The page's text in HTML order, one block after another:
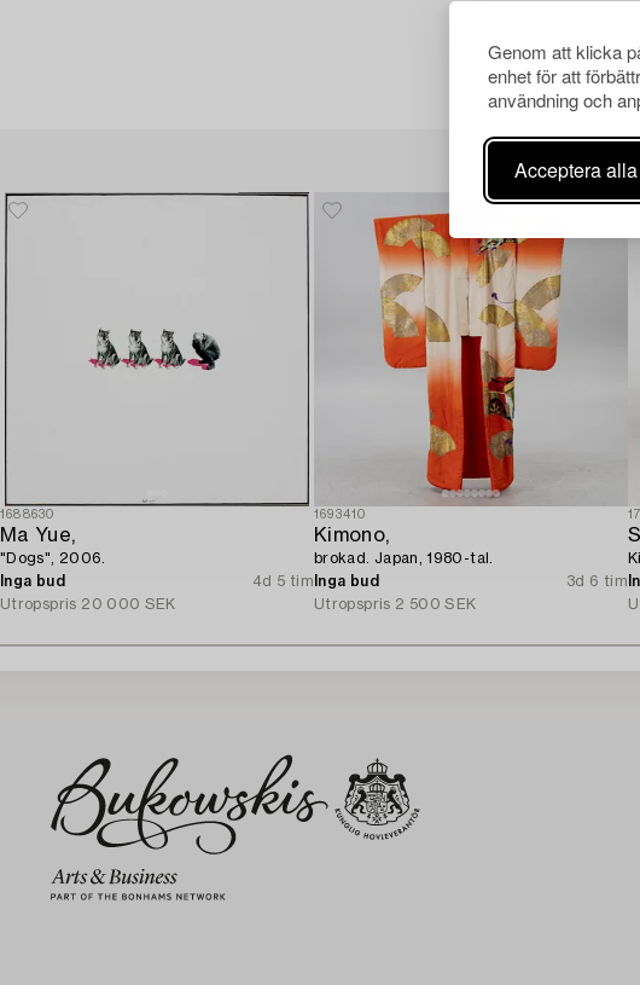
Genom att klicka
enhet för att
användning och
Acceptera alla
1688630
Ma Yue,
"Dogs", 2006.
Inga bud
4d 5 tim
Utropspris 20 000 SEK
1693410
Kimono,
brokad. Japan, 1980-tal.
Inga bud
3d 6 tim
Utropspris 2 500 SEK